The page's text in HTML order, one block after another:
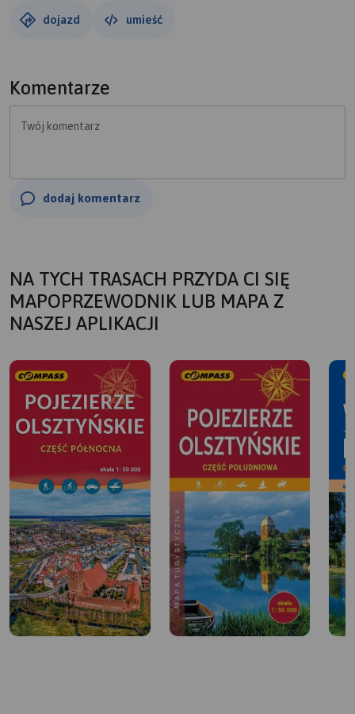
dojazd umieść
Komentarze
Twój komentarz
dodaj komentarz
NA TYCH TRASACH PRZYDA CI SIĘ
MAPOPRZEWODNIK LUB MAPA Z
NASZEJ APLIKACJI